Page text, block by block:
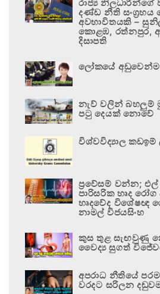
රාජ්‍ය නිලධාරීන්ගේ
දණ්ඩ නීති සංග්‍රහය
අවභාවිතයකි –
කොළඹ, රත්නපුර,
දිසාපති
ලෝකයේ අඩුවෙන්ම
නැව් වලින් බහලුම්
පටු දෙයක් නොවේ
විශ්වවිද්‍යාල
ප්‍රවේසම් වන්න;
පාරිසරික හෘද රෝග
හෘදවේද විශේෂඥ
නාමල් විජයසිංහ
කුස තුළ සැඟවුණු
වෛද්‍ය සුගත්
අපරාධ නීතියේ
වරදට සරිලන